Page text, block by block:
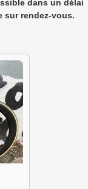
dans un délai
sur rendez-vous.